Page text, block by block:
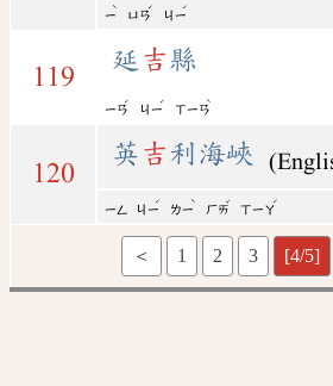
ㄧ
ˋ
ㄩㄢ
ˊ
ㄐㄧ
ˊ
119
延 吉 縣
ㄧㄢ
ˊ
ㄐㄧ
ˊ
ㄒㄧㄢ
ˋ
120
英 吉利海峽
ㄧㄥ ㄐㄧ
ˊ
ㄌㄧ
ˋ
ㄏㄞ
ˇ
ㄒㄧㄚ
ˊ
＜ 1 2 3 [4/5]